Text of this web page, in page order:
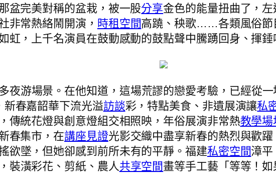
盆完美對稱的盆栽，被一股分享金色的能量扭曲了，
非常熱絡鬧開演， 時租空間高蹺、秧歌……各類風俗節
虹，上千名演員在鼓動感動的鼓點聲中騰踴回身、揮
夜游場景。在他知道，這場荒謬的戀愛考驗，已經從
新春嘉韶華下流光溢訪談彩，特點美食、非遺展演讓私
傳統花燈與創意燈組交相照映，年俗展演非常熱教學場
春集市，在講座 見證光影交織中盡享新春的熱烈與歡
欲墜，但她卻感到前所未有的平靜。福建私密空間漳平
裝潢彩花、剪紙、農人共享空間畫等手工藝「等等！